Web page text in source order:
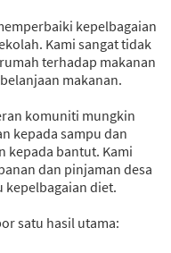
kepelbagaian
Kami sangat tidak
terhadap makanan
makanan.
komuniti mungkin
kepada sampu dan
kepada bantut. Kami
dan pinjaman desa
kepelbagaian diet.
satu hasil utama: